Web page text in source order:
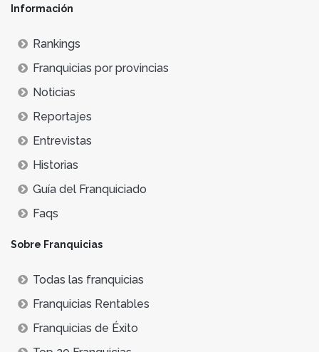
Información
Rankings
Franquicias por provincias
Noticias
Reportajes
Entrevistas
Historias
Guía del Franquiciado
Faqs
Sobre Franquicias
Todas las franquicias
Franquicias Rentables
Franquicias de Éxito